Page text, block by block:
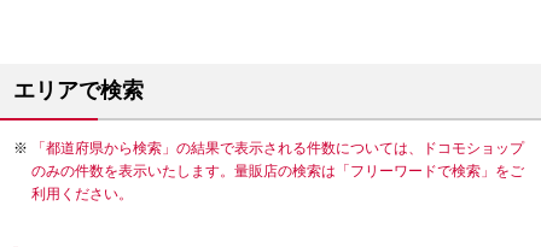
エリアで検索
「都道府県から検索」の結果で表示される件数については、ドコモショップ
のみの件数を表示いたします。量販店の検索は「フリーワードで検索」をご
利用ください。